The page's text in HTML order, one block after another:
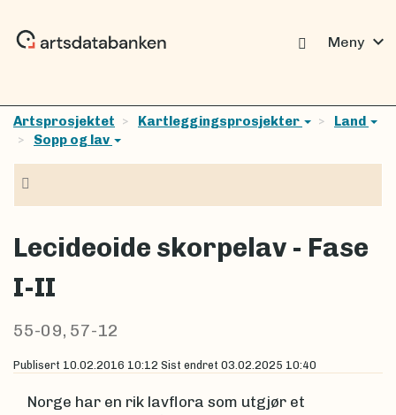
Meny expand_more
Artsprosjektet Kartleggingsprosjekter
Land
Sopp og lav
Lecideoide skorpelav - Fase
I-II
55-09, 57-12
Publisert 10.02.2016 10:12 Sist endret 03.02.2025 10:40
Norge har en rik lavflora som utgjør et